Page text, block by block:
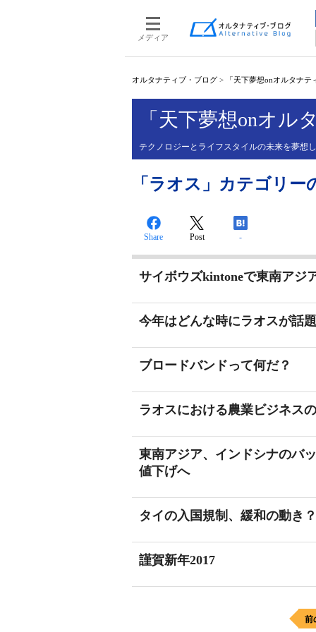
メディア
オルタナティブ・ブログ > 「天下夢想onオルタナテ
「天下夢想onオル
テクノロジーとライフスタイルの未来を夢想
「ラオス」カテゴリー
Share Post -
サイボウズkintoneで東南アジ
今年はどんな時にラオスが話
ブロードバンドって何だ？
ラオスにおける農業ビジネス
東南アジア、インドシナのバ
値下げへ
タイの入国規制、緩和の動き？
謹賀新年2017
前